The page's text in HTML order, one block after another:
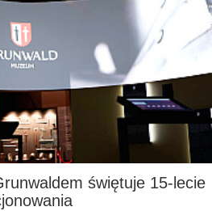
świętuje 15-lecie